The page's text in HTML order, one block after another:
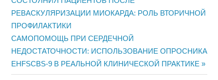
по
записям
РЕВАСКУЛЯРИЗАЦИИ МИОКАРДА: РОЛЬ ВТОРИЧНОЙ
ПРОФИЛАКТИКИ
Следующая
запись:
САМОПОМОЩЬ ПРИ СЕРДЕЧНОЙ
НЕДОСТАТОЧНОСТИ: ИСПОЛЬЗОВАНИЕ ОПРОСНИКА
EHFSCBS-9 В РЕАЛЬНОЙ КЛИНИЧЕСКОЙ ПРАКТИКЕ